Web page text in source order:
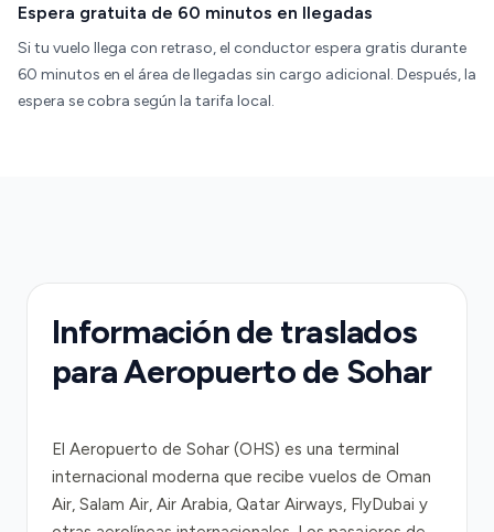
Espera gratuita de 60 minutos en llegadas
Si tu vuelo llega con retraso, el conductor espera gratis durante
60 minutos en el área de llegadas sin cargo adicional. Después, la
espera se cobra según la tarifa local.
Información de traslados
para Aeropuerto de Sohar
El Aeropuerto de Sohar (OHS) es una terminal
internacional moderna que recibe vuelos de Oman
Air, Salam Air, Air Arabia, Qatar Airways, FlyDubai y